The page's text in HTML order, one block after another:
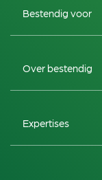
Bestendig voor
Over bestendig
Expertises